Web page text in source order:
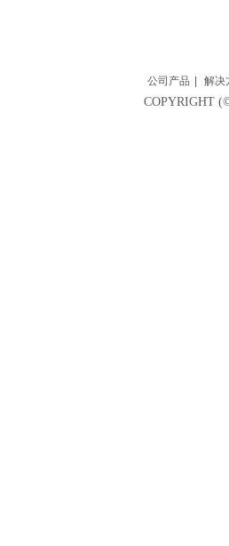
公司产品 解决
COPYRIGHT